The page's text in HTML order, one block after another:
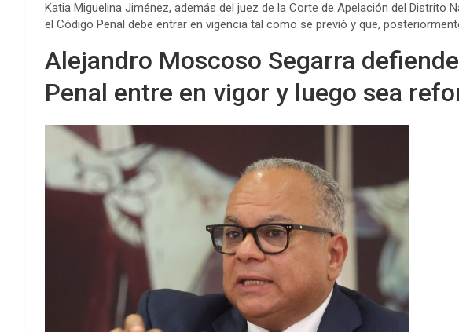
Katia Miguelina Jiménez, además del juez de la Corte de Apelación del Distrito
el Código Penal debe entrar en vigencia tal como se previó y que,
Alejandro Moscoso Segarra
Penal entre en vigor y luego sea